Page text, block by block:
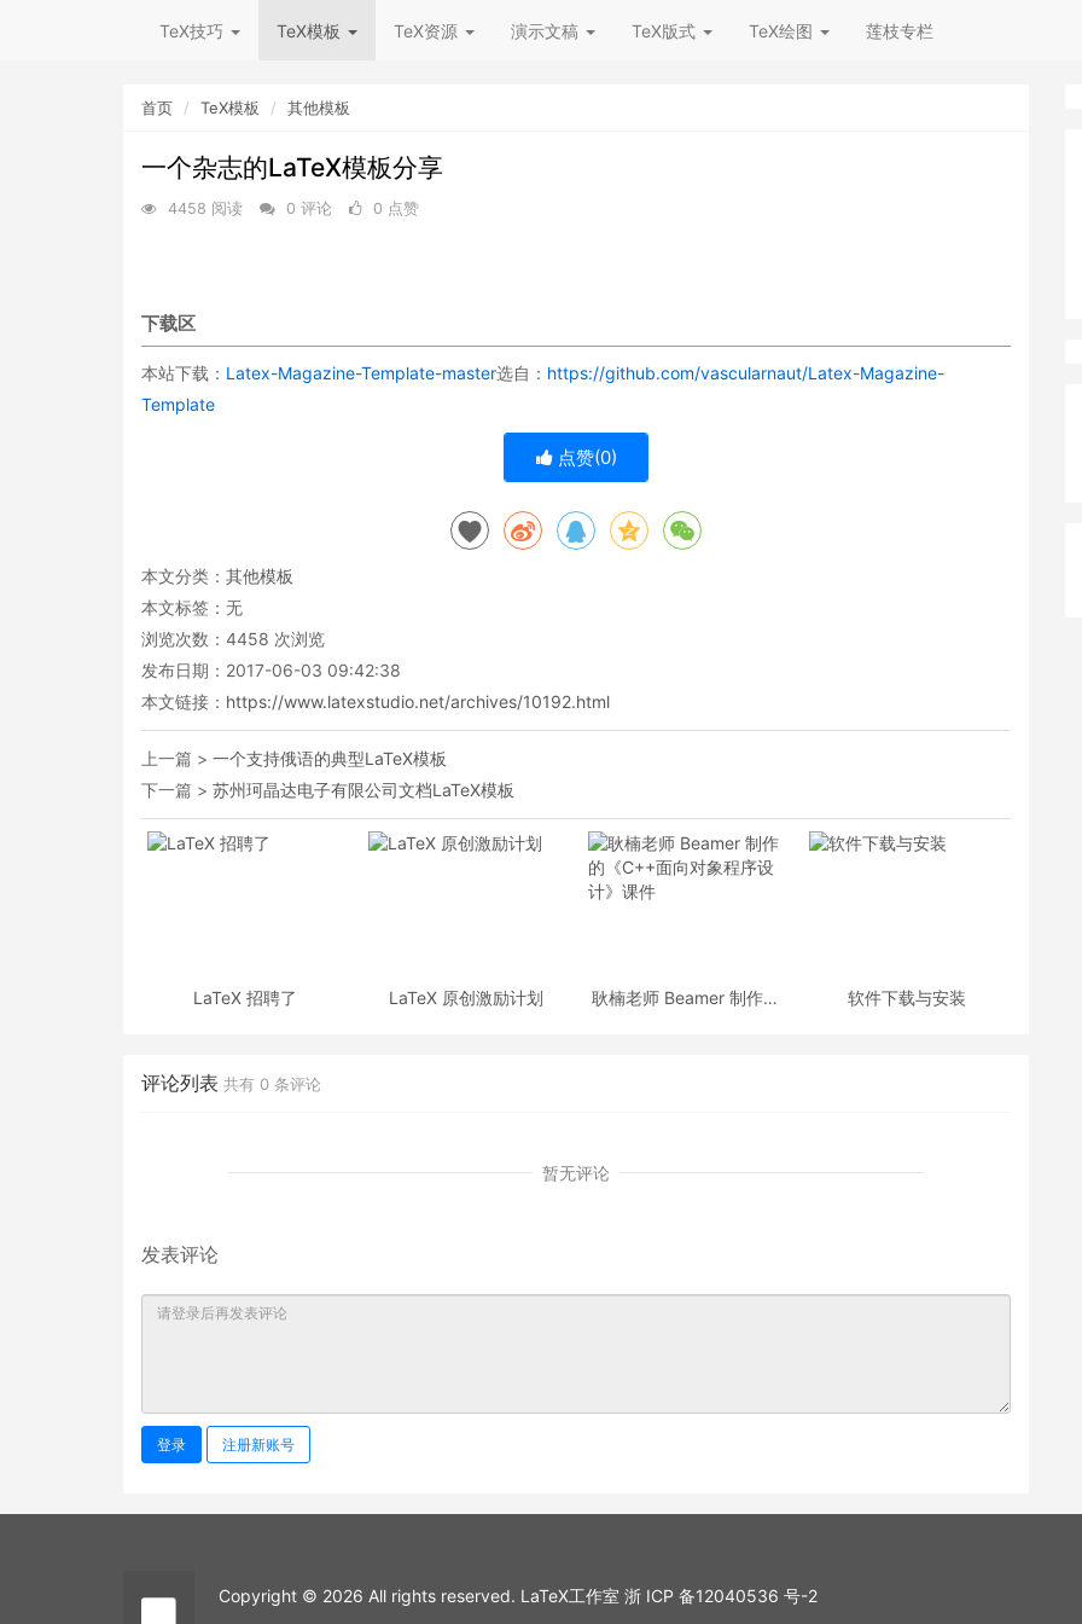
TeX技巧 TeX模板 TeX资源 演示文稿 TeX版式 TeX绘图 莲枝专栏
首页 TeX模板 其他模板
一个杂志的LaTeX模板分享
4458 阅读 0 评论 0 点赞
下载区
本站下载： Latex-Magazine-Template-master选自： https://github.com/vascularnaut/Latex-Magazine-
Template
点赞(0)
本文分类： 其他模板
本文标签：无
浏览次数： 4458 次浏览
发布日期：2017-06-03 09:42:38
本文链接： https://www.latexstudio.net/archives/10192.html
上一篇 > 一个支持俄语的典型LaTeX模板
下一篇 > 苏州珂晶达电子有限公司文档LaTeX模板
LaTeX 招聘了 LaTeX 原创激励计划
耿楠老师 Beamer 制作的
软件下载与安装
评论列表 共有 0 条评论
暂无评论
发表评论
登录 注册新账号
Copyright © 2026 All rights reserved. LaTeX工作室 浙 ICP 备12040536 号-2